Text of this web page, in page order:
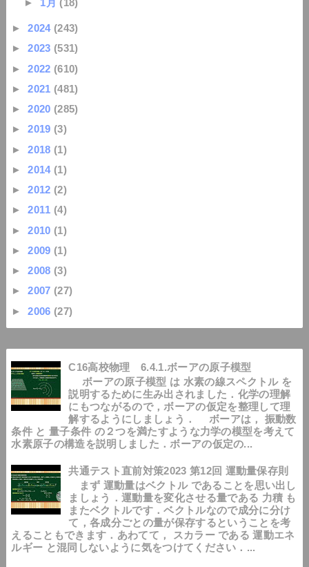
► 1月 (18)
►2024 (243)
►2023 (531)
►2022 (610)
►2021 (481)
►2020 (285)
►2019 (3)
►2018 (1)
►2014 (1)
►2012 (2)
►2011 (4)
►2010 (1)
►2009 (1)
►2008 (3)
►2007 (27)
►2006 (27)
C16高校物理 6.4.1.ボーアの原子模型
ボーアの原子模型 は 水素の線スペクトル を
説明するために生み出されました．化学の理解
にもつながるので，ボーアの仮定を整理して理
解するようにしましょう． ボーアは， 振動数
条件 と 量子条件 の２つを満たすような力学の模型を考えて
水素原子の構造を説明しました．ボーアの仮定の...
共通テスト直前対策2023 第12回 運動量保存則
まず 運動量はベクトル であることを思い出し
ましょう．運動量を変化させる量である 力積 も
またベクトルです．ベクトルなので成分に分け
て，各成分ごとの量が保存するということを考
えることもできます．あわてて， スカラー である 運動エネ
ルギー と混同しないように気をつけてください．...